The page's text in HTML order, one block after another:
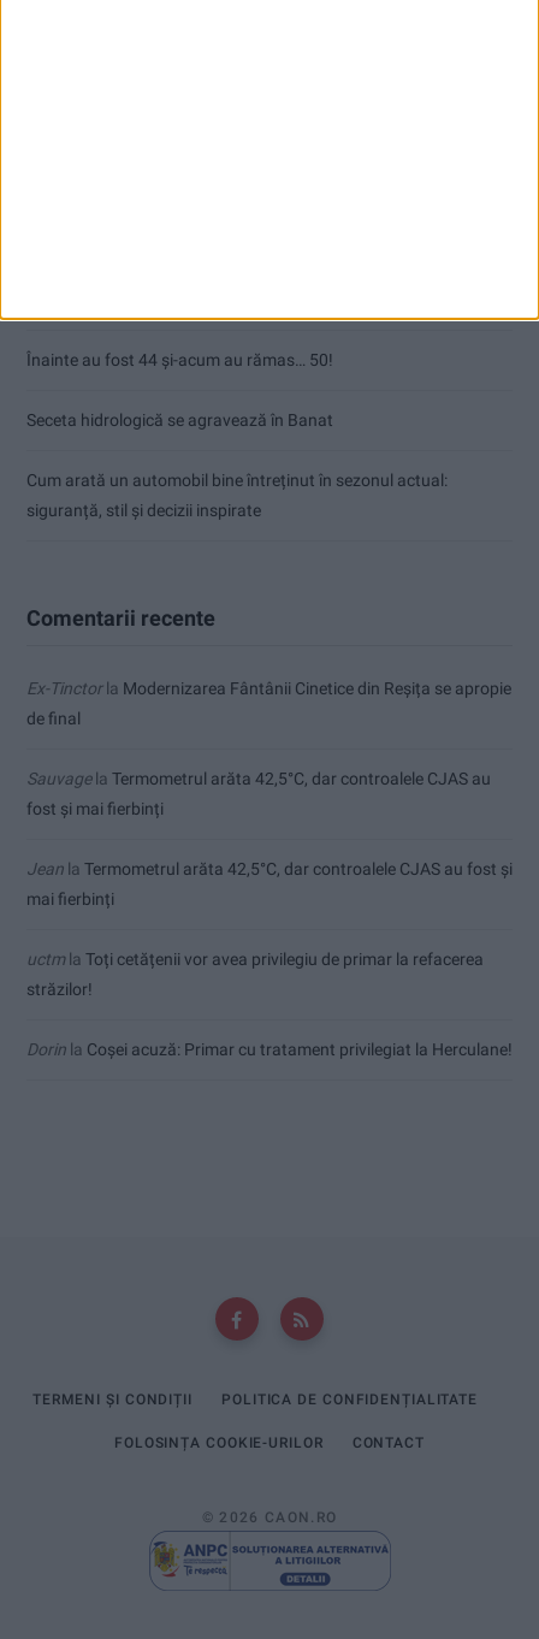
Înainte au fost 44 și-acum au rămas… 50!
Seceta hidrologică se agravează în Banat
Cum arată un automobil bine întreținut în sezonul actual:
siguranță, stil și decizii inspirate
Comentarii recente
Ex-Tinctorla Modernizarea Fântânii Cinetice din Reșița se apropie
de final
Sauvagela Termometrul arăta 42,5°C, dar controalele CJAS au
fost și mai fierbinți
Jean la Termometrul arăta 42,5°C, dar controalele CJAS au fost și
mai fierbinți
uctmla Toți cetățenii vor avea privilegiu de primar la refacerea
străzilor!
Dorin la Coșei acuză: Primar cu tratament privilegiat la Herculane!
TERMENI ȘI CONDIȚII POLITICA DE CONFIDENȚIALITATE
FOLOSINȚA COOKIE-URILOR CONTACT
© 2026 CAON.RO